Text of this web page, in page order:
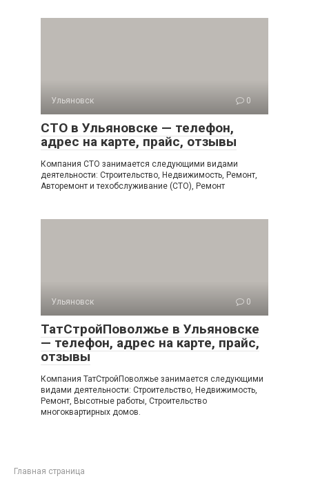
Ульяновск 0
СТО в Ульяновске — телефон,
адрес на карте, прайс, отзывы
Компания СТО занимается следующими видами
деятельности: Строительство, Недвижимость, Ремонт,
Авторемонт и техобслуживание (СТО), Ремонт
Ульяновск 0
ТатСтройПоволжье в Ульяновске
— телефон, адрес на карте, прайс,
отзывы
Компания ТатСтройПоволжье занимается следующими
видами деятельности: Строительство, Недвижимость,
Ремонт, Высотные работы, Строительство
многоквартирных домов.
Главная страница